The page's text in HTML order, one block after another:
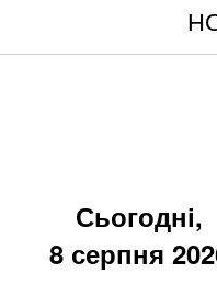
Понад 9,2 млрд
Хацкевич:
Хвиля
Через повагу до
мільйонів на рік
Сьогодні,
8 серпня